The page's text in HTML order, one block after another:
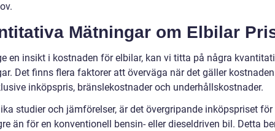
Mätningar om Elbilar
en insikt i kostnaden för elbilar, kan vi titta på några
Det finns flera faktorer att överväga när det gäller
inköpspris, bränslekostnader och underhållskostnader.
studier och jämförelser, är det övergripande inköpspriset för
än för en konventionell bensin- eller dieseldriven bil. Detta